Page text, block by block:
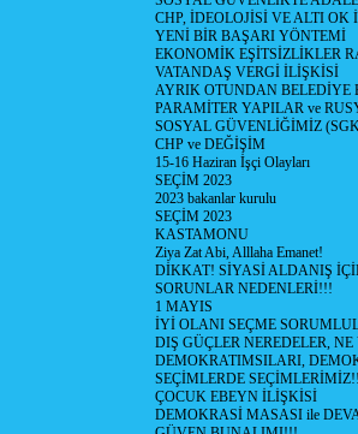
CHP, İDEOLOJİSİ VE ALTI OK
YENİ BİR BAŞARI YÖNTEMİ
EKONOMİK EŞİTSİZLİKLER
VATANDAŞ VERGİ İLİŞKİSİ
AYRIK OTUNDAN
PARAMİTER YAPILAR ve
SOSYAL GÜVENLİĞİMİZ
CHP ve DEĞİŞİM
15-16 Haziran İşçi Olayları
SEÇİM 2023
2023 bakanlar kurulu
SEÇİM 2023
KASTAMONU
Ziya Zat Abi, Alllaha Emanet!
DİKKAT! SİYASİ ALDANIŞ
SORUNLAR NEDENLERİ!!!
1 MAYIS
İYİ OLANI SEÇME
DIŞ GÜÇLER NEREDELER,
DEMOKRATIMSILARI,
SEÇİMLERDE
ÇOCUK EBEYN İLİŞKİSİ
DEMOKRASİ MASASI ile